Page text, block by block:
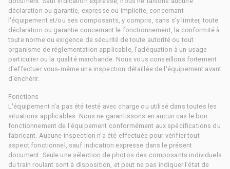
déclaration ou garantie, expresse ou implicite, concernant
l'équipement et/ou ses composants, y compris, sans s'y limiter, toute
déclaration ou garantie concernant le fonctionnement, la conformité à
toute norme ou exigence de sécurité de toute autorité ou tout
organisme de réglementation applicable, l'adéquation à un usage
particulier ou la qualité marchande. Nous vous conseillons fortement
d'effectuer vous-même une inspection détaillée de l'équipement avant
d'enchérir.
Fonctions
L'équipement n'a pas été testé avec charge ou utilisé dans toutes les
situations applicables. Nous ne garantissons en aucun cas le bon
fonctionnement de l'équipement conformément aux spécifications du
fabricant. Aucune inspection n'a été effectuée pour vérifier tout
aspect fonctionnel, sauf indication expresse dans le présent
document. Seule une sélection de photos des composants individuels
du train roulant sont à disposition, et peut ne pas indiquer l'état de